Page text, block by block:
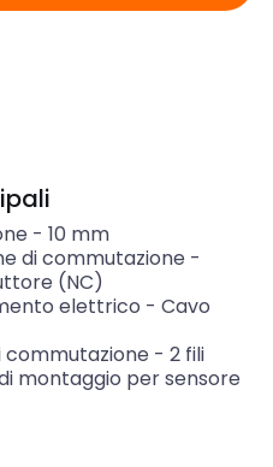
- 10 mm
di commutazione -
(NC)
elettrico - Cavo
commutazione - 2 fili
montaggio per sensore